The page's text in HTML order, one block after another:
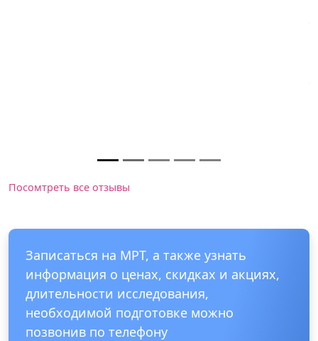
Посомтреть все отзывы
Записаться на МРТ, а также узнать
информация о ценах, скидках и акциях,
длительности исследования,
необходимой подготовке можно
позвонив по телефону